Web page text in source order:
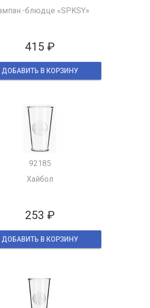
блюдце «SPKSY»
415 ₽
ДОБАВИТЬ В КОРЗИНУ
92185
Хайбол
253 ₽
ДОБАВИТЬ В КОРЗИНУ